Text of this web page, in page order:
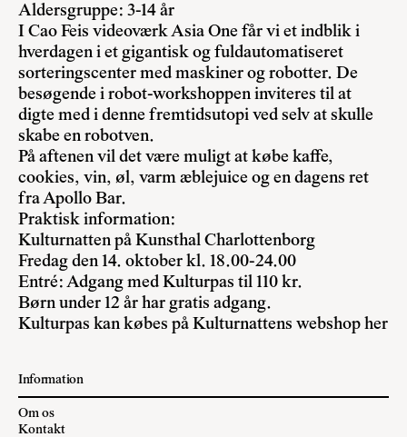
Aldersgruppe: 3-14 år
I Cao Feis videoværk Asia One får vi et indblik i
hverdagen i et gigantisk og fuldautomatiseret
sorteringscenter med maskiner og robotter. De
besøgende i robot-workshoppen inviteres til at
digte med i denne fremtidsutopi ved selv at skulle
skabe en robotven.
På aftenen vil det være muligt at købe kaffe,
cookies, vin, øl, varm æblejuice og en dagens ret
fra Apollo Bar.
Praktisk information:
Kulturnatten på Kunsthal Charlottenborg
Fredag den 14. oktober kl. 18.00-24.00
Entré: Adgang med Kulturpas til 110 kr.
Børn under 12 år har gratis adgang.
Kulturpas kan købes på Kulturnattens webshop her
Information
Om os
Kontakt